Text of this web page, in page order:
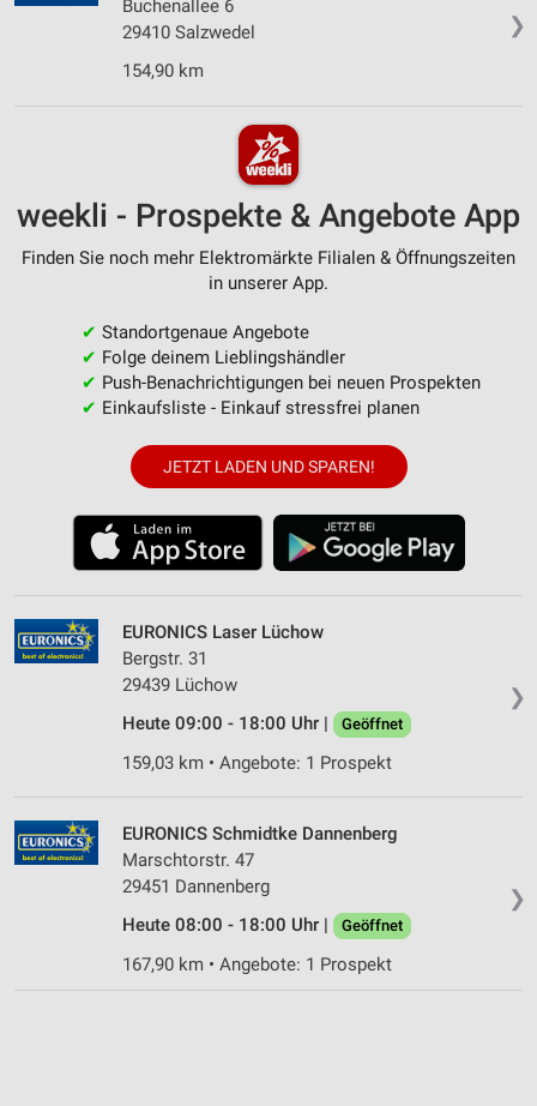
❯
Buchenallee 6
29410 Salzwedel
154,90 km
weekli - Prospekte & Angebote App
Finden Sie noch mehr Elektromärkte Filialen & Öffnungszeiten
in unserer App.
✔ Standortgenaue Angebote
✔ Folge deinem Lieblingshändler
✔ Push-Benachrichtigungen bei neuen Prospekten
✔ Einkaufsliste - Einkauf stressfrei planen
JETZT LADEN UND SPAREN!
❯
EURONICS Laser Lüchow
Bergstr. 31
29439 Lüchow
Heute 09:00 - 18:00 Uhr |
Geöffnet
159,03 km • Angebote: 1 Prospekt
❯
EURONICS Schmidtke Dannenberg
Marschtorstr. 47
29451 Dannenberg
Heute 08:00 - 18:00 Uhr |
Geöffnet
167,90 km • Angebote: 1 Prospekt